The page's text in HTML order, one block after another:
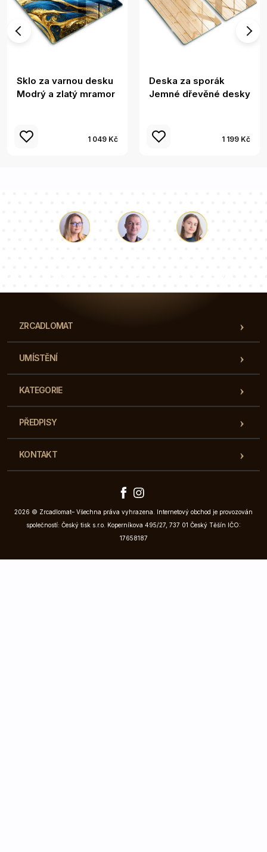
Sklo za varnou desku
Modrý a zlatý mramor
1 049 Kč
Deska za sporák
Jemné dřevěné desky
1 199 Kč
ZRCADLOMAT
UMÍSTĚNÍ
KATEGORIE
PŘEDPISY
KONTAKT
2026 © Zrcadlomat– Všechna práva vyhrazena. Internetový obchod je provozován
společností: Český tisk s.r.o. Koperníkova 495/27, 737 01 Český Těšín IČO:
17658187